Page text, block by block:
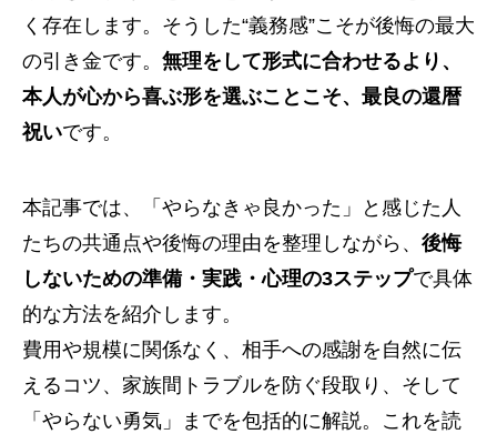
く存在します。そうした“義務感”こそが後悔の最大
の引き金です。 無理をして形式に合わせるより、
本人が心から喜ぶ形を選ぶことこそ、最良の還暦
祝いです。
本記事では、「やらなきゃ良かった」と感じた人
たちの共通点や後悔の理由を整理しながら、 後悔
しないための準備・実践・心理の3ステップで具体
的な方法を紹介します。
費用や規模に関係なく、相手への感謝を自然に伝
えるコツ、家族間トラブルを防ぐ段取り、そして
「やらない勇気」までを包括的に解説。これを読